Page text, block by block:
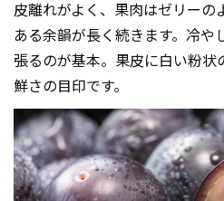
皮離れがよく、果肉はゼリーの
ある余韻が長く続きます。冷や
張るのが基本。果皮に白い粉状
鮮さの目印です。